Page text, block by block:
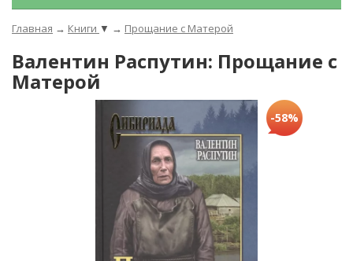
Главная → Книги ▼ → Прощание с Матерой
Валентин Распутин: Прощание с
Матерой
-58%